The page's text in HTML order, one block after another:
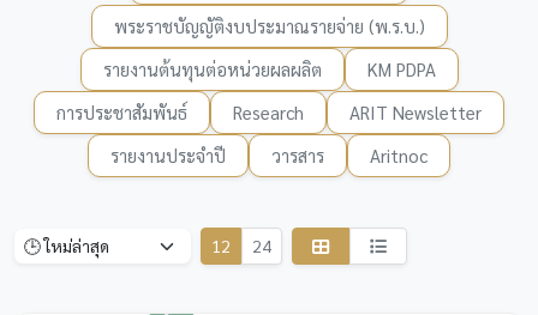
พระราชบัญญัติงบประมาณรายจ่าย (พ.ร.บ.)
รายงานต้นทุนต่อหน่วยผลผลิต
KM PDPA
การประชาสัมพันธ์
Research
ARIT Newsletter
รายงานประจำปี
วารสาร Aritnoc
12 24